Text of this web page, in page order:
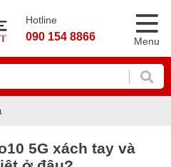
Hotline
090 154 8866 Menu
5G xách tay và